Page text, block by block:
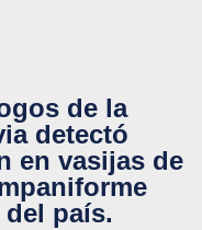
de la
detectó
en vasijas de
país.